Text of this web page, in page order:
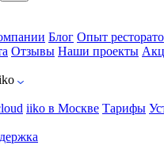
Блог Опыт
Отзывы Наши проекты
iiko в Москве Тарифы